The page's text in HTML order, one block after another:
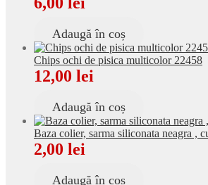
Adaugă în coș
Chips ochi de pisica multicolor 22458
12,00 lei
Adaugă în coș
Baza colier, sarma siliconata neagra ,
2,00 lei
Adaugă în coș